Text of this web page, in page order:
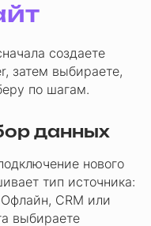
создаете
затем выбираете,
по шагам.
данных
нового
тип источника:
CRM или
выбираете